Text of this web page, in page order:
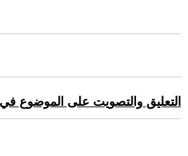
التعليق والتصويت على الموضوع